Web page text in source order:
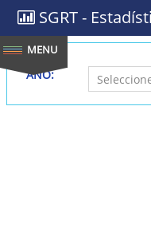
SGRT -
AÑO: